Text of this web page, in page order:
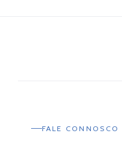
FALE CONNOSCO